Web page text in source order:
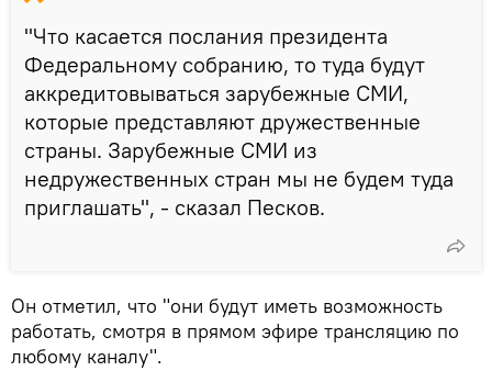
"Что касается послания президента
Федеральному собранию, то туда будут
аккредитовываться зарубежные СМИ,
которые представляют дружественные
страны. Зарубежные СМИ из
недружественных стран мы не будем туда
приглашать", - сказал Песков.
Он отметил, что "они будут иметь возможность
работать, смотря в прямом эфире трансляцию по
любому каналу".